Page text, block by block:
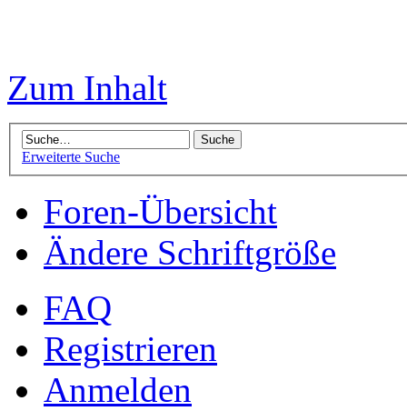
Zum Inhalt
Erweiterte Suche
Foren-Übersicht
Ändere Schriftgröße
FAQ
Registrieren
Anmelden